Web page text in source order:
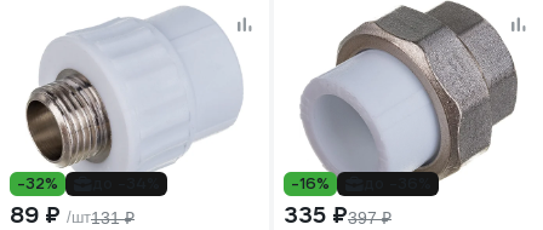
-32%
89 ₽ /шт131 ₽
-16%
335 ₽397 ₽